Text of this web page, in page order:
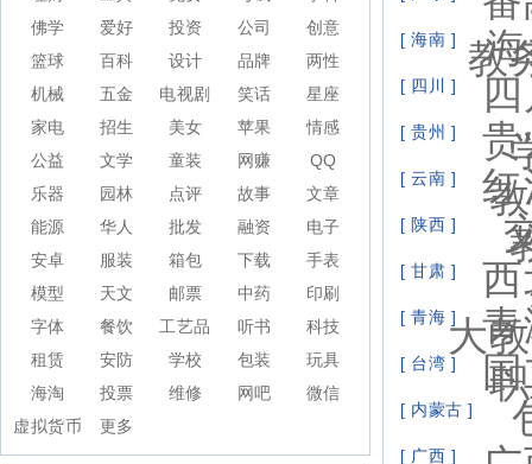
佛学
爱好 投资 公司
创意
篮球
百科 设计 品牌
两性
机械
五金 电视剧 笑话
星座
家电
招生 美女 苹果
情感
公益
文学 童装 网赚
QQ
乐器
园林 点评 故事
文章
能源
华人 批发 融资
电子
安卓
服装 箱包 下载
手表
模型
天文 邮票 中药
印刷
字体
餐饮 工艺品 听书
科技
租赁
安防 学校 包装
玩具
海淘
投票 维修 网吧
微信
虚拟货币
更多
教
[ 海南 ]
[ 四川 ]
[ 贵州 ]
[ 云南 ]
[ 陕西 ]
[ 甘肃 ]
大
[ 青海 ]
[ 台湾 ]
[ 内蒙古 ]
[ 广西 ]